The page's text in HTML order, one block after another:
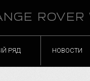
РЯД НОВОСТИ